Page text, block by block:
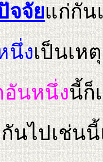
จจัยแก่กัน
นึ่งเป็นเห
อันหนึ่งนี้ก็
นไปเช่นนี้